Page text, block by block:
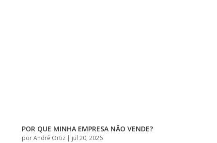
POR QUE MINHA EMPRESA NÃO VENDE?
porAndré Ortiz| jul 20, 2026